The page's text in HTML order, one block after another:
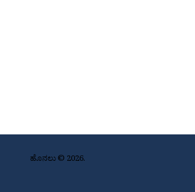
ಹೊನಲು © 2026.